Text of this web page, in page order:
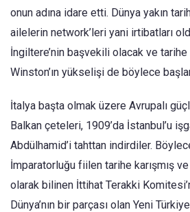
onun adına idare etti. Dünya yakın
ailelerin network’leri yani irtibatları
İngiltere’nin başvekili olacak ve
Winston’ın yükselişi de böylece
İtalya başta olmak üzere Avrupalı
Balkan çeteleri, 1909’da İstanbul’u
Abdülhamid’i tahttan indirdiler.
İmparatorluğu fiilen tarihe karışmış
olarak bilinen İttihat Terakki
Dünya’nın bir parçası olan Yeni